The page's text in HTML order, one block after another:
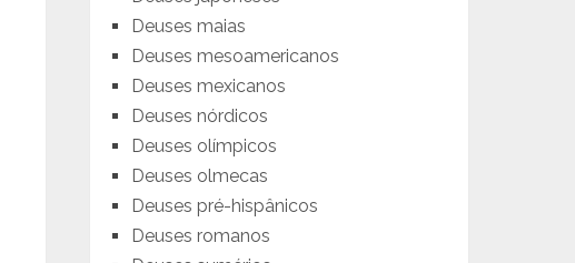
Deuses maias
Deuses mesoamericanos
Deuses mexicanos
Deuses nórdicos
Deuses olímpicos
Deuses olmecas
Deuses pré-hispânicos
Deuses romanos